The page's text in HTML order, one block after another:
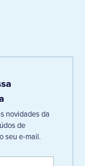
novidades da
de
seu e-mail.